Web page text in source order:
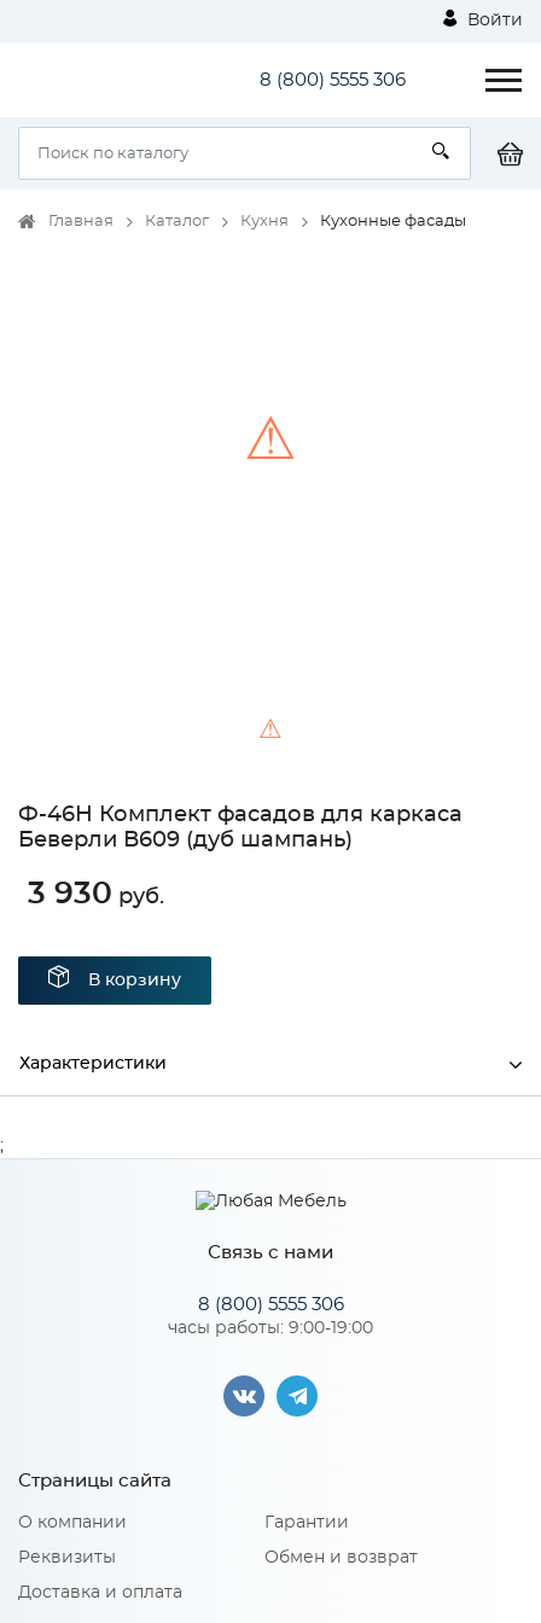
Войти
8 (800) 5555 306
Главная Каталог Кухня Кухонные фасады
⚠
⚠
Ф-46Н Комплект фасадов для каркаса
Беверли В609 (дуб шампань)
3 930 руб.
В корзину
Характеристики
Количество упаковок: 1
Связь с нами
8 (800) 5555 306
часы работы: 9:00-19:00
Страницы сайта
О компании
Реквизиты
Доставка и оплата
Гарантии
Обмен и возврат
;